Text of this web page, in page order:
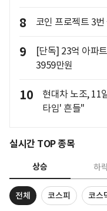
8 코인 프로젝트 3
9
[단독] 23억 아파
3959만원
10
현대차 노조, 11
타임' 흔들"
실시간 TOP 종목
상승 하
전체 코스피 코스